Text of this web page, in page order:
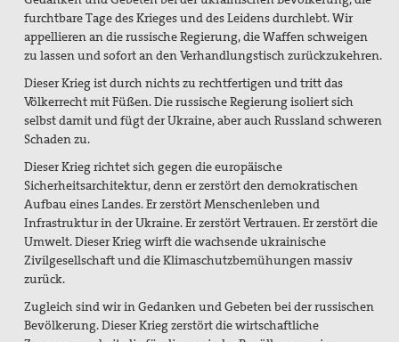
furchtbare Tage des Krieges und des Leidens durchlebt. Wir
appellieren an die russische Regierung, die Waffen schweigen
zu lassen und sofort an den Verhandlungstisch zurückzukehren.
Dieser Krieg ist durch nichts zu rechtfertigen und tritt das
Völkerrecht mit Füßen. Die russische Regierung isoliert sich
selbst damit und fügt der Ukraine, aber auch Russland schweren
Schaden zu.
Dieser Krieg richtet sich gegen die europäische
Sicherheitsarchitektur, denn er zerstört den demokratischen
Aufbau eines Landes. Er zerstört Menschenleben und
Infrastruktur in der Ukraine. Er zerstört Vertrauen. Er zerstört die
Umwelt. Dieser Krieg wirftdie wachsende ukrainische
Zivilgesellschaft und die Klimaschutzbemühungen massiv
zurück.
Zugleich sind wir in Gedanken und Gebeten bei der russischen
Bevölkerung. Dieser Krieg zerstört die wirtschaftliche